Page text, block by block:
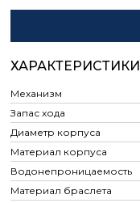
ХАРАКТЕРИСТИКИ
Механизм
Запас хода
Диаметр корпуса
Материал корпуса
Водонепроницаемость
Материал браслета